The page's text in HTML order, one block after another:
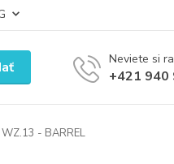
Neviete si
+421 940
- BARREL